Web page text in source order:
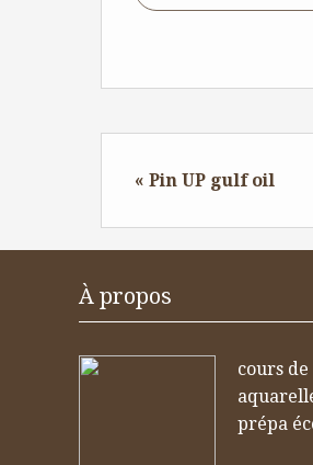
« Pin UP gulf oil
À propos
cours
prépa